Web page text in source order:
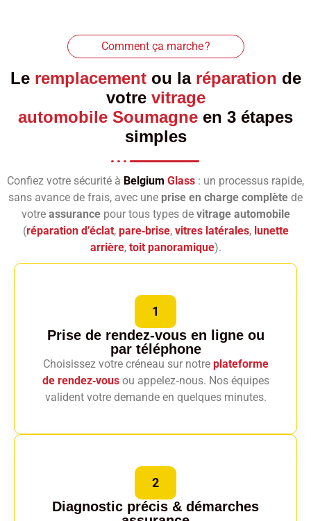
Comment ça marche ?
Le remplacementou la réparation de
votre vitrage
automobile Soumagne en 3 étapes
simples
Confiez votre sécurité à Belgium Glass : un processus rapide,
sans avance de frais, avec une prise en charge complète de
votre assurancepour tous types de vitrage automobile
(réparation d’éclat, pare‑brise, vitres latérales, lunette
arrière, toit panoramique).
1
Prise de rendez-vous en ligne ou
par téléphone
Choisissez votre créneau sur notre plateforme
de rendez‑vousou appelez‑nous. Nos équipes
valident votre demande en quelques minutes.
2
Diagnostic précis & démarches